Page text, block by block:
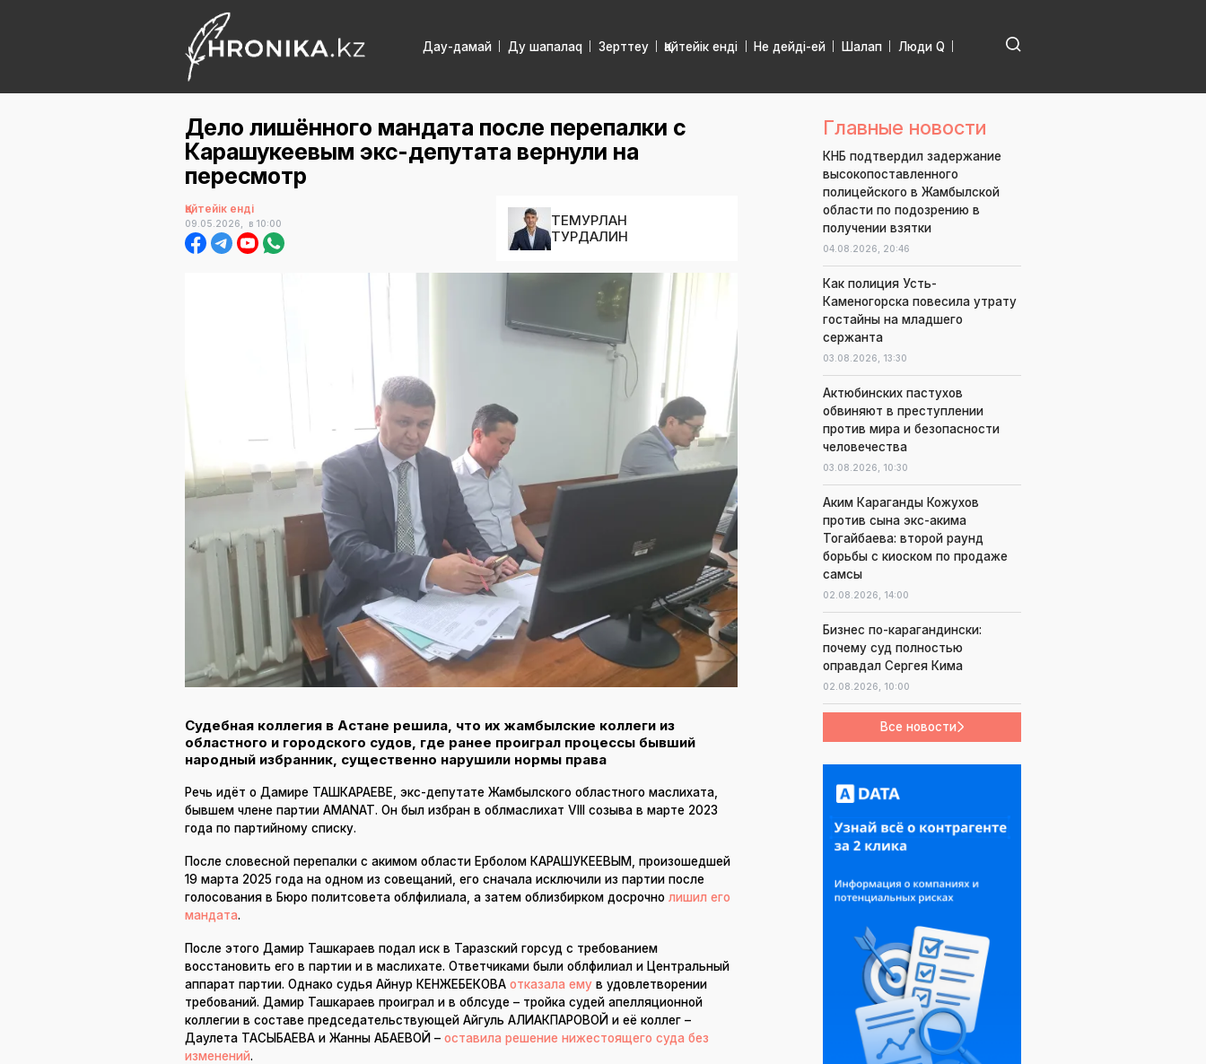
Дау-дамай Ду шапалаq Зерттеу Қайтейік енді Не дейді-ей Шалап Люди Q
Дело лишённого мандата после перепалки с
Карашукеевым экс-депутата вернули на
пересмотр
Қайтейік енді
09.05.2026, в 10:00
ТЕМУРЛАН
ТУРДАЛИН
Судебная коллегия в Астане решила, что их жамбылские коллеги из
областного и городского судов, где ранее проиграл процессы бывший
народный избранник, существенно нарушили нормы права
Речь идёт о Дамире ТАШКАРАЕВЕ, экс-депутате Жамбылского областного маслихата,
бывшем члене партии AMANAT. Он был избран в облмаслихат VIII созыва в марте 2023
года по партийному списку.
После словесной перепалки с акимом области Ерболом КАРАШУКЕЕВЫМ, произошедшей
19 марта 2025 года на одном из совещаний, его сначала исключили из партии после
голосования в Бюро политсовета облфилиала, а затем облизбирком досрочно лишил его
мандата.
После этого Дамир Ташкараев подал иск в Таразский горсуд с требованием
восстановить его в партии и в маслихате. Ответчиками были облфилиал и Центральный
аппарат партии. Однако судья Айнур КЕНЖЕБЕКОВА отказала емув удовлетворении
требований. Дамир Ташкараев проиграл и в облсуде – тройка судей апелляционной
коллегии в составе председательствующей Айгуль АЛИАКПАРОВОЙ и её коллег –
Даулета ТАСЫБАЕВА и Жанны АБАЕВОЙ – оставила решение нижестоящего суда без
изменений.
Главные новости
КНБ подтвердил задержание
высокопоставленного
полицейского в Жамбылской
области по подозрению в
получении взятки
04.08.2026, 20:46
Как полиция Усть-
Каменогорска повесила утрату
гостайны на младшего
сержанта
03.08.2026, 13:30
Актюбинских пастухов
обвиняют в преступлении
против мира и безопасности
человечества
03.08.2026, 10:30
Аким Караганды Кожухов
против сына экс-акима
Тогайбаева: второй раунд
борьбы с киоском по продаже
самсы
02.08.2026, 14:00
Бизнес по-карагандински:
почему суд полностью
оправдал Сергея Кима
02.08.2026, 10:00
Все новости